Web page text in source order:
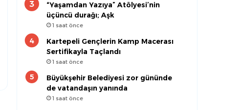
“Yaşamdan Yazıya” Atölyesi’nin
üçüncü durağı; Aşk
1 saat önce
Kartepeli Gençlerin Kamp Macerası
Sertifikayla Taçlandı
1 saat önce
Büyükşehir Belediyesi zor gününde
de vatandaşın yanında
1 saat önce